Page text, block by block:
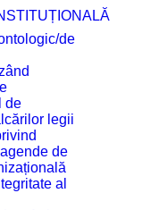
de
de
legii
de
al